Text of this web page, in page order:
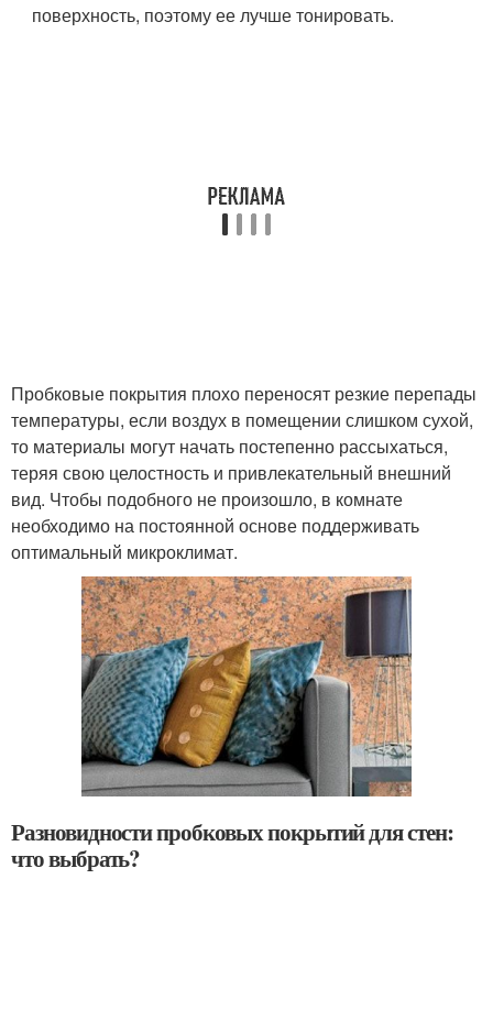
поверхность, поэтому ее лучше тонировать.
Пробковые покрытия плохо переносят резкие перепады
температуры, если воздух в помещении слишком сухой,
то материалы могут начать постепенно рассыхаться,
теряя свою целостность и привлекательный внешний
вид. Чтобы подобного не произошло, в комнате
необходимо на постоянной основе поддерживать
оптимальный микроклимат.
Разновидности пробковых покрытий для стен:
что выбрать?